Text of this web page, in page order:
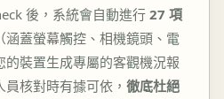
後，系統會自動進行 27 項
（涵蓋螢幕觸控、相機鏡頭、電
的裝置生成專屬的客觀機況報
核對時有據可依， 徹底杜絕